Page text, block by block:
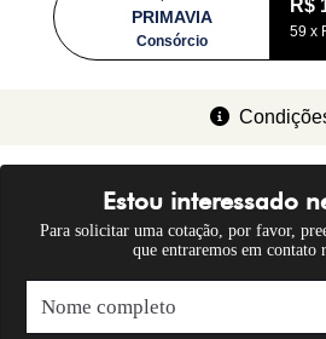
PRIMAVIA
Consórcio
R$
59 x
Estou interessado
Para solicitar uma cotação, por favor,
que entraremos em contato